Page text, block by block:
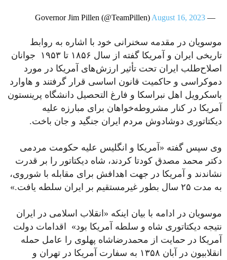
— Governor Jim Pillen (@TeamPillen)
August 16, 2023
موسویان در مقدمه سخنرانی خود با اشاره به روابط
تاریخی ایران و آمریکا گفته از سال ۱۸۵۶ تا ۱۹۵۳ جوانان
اصلاح‌طلب ایران تحت تأثیر ارزش‌های آمریکا در مورد
دموکراسی و حاکمیت قانون اساسی قرار گرفتند و هاوارد
باسکرویل اهل نبراسکا و فارغ التحصیل دانشگاه پرینستون
آمریکا در کنار مشروطه‌خواهان برای مبارزه علیه
دیکتاتوری دوشادوش مردم ایران جنگید و جان باخت.
وی سپس گفته «آمریکا و انگلیس علیه حکومت مردمی
دکتر محمد مصدق کودتا کردند، شاه دیکتاتور را بر قدرت
نشاندند و آمریکا در جهت اهدافش برای مقابله با شوروی،
به مدت ۲۵ سال بطور غیرمستقیم بر ایران سلطه یافت.»
موسویان در ادامه با بیان اینکه «انقلاب اسلامی در ایران
نتیجه دیکتاتوری شاه و سلطه آمریکا بود» اقدامات دولت
آمریکا در حمایت از محمدرضاشاه پهلوی را عامل حمله
انقلابیون در آبان ۱۳۵۸ به سفارت آمریکا در تهران و